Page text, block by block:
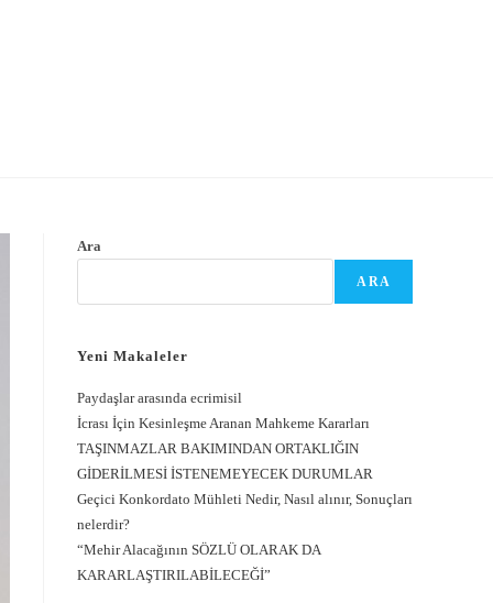
Ara
ARA
Yeni Makaleler
Paydaşlar arasında ecrimisil
İcrası İçin Kesinleşme Aranan Mahkeme Kararları
TAŞINMAZLAR BAKIMINDAN ORTAKLIĞIN
GİDERİLMESİ İSTENEMEYECEK DURUMLAR
Geçici Konkordato Mühleti Nedir, Nasıl alınır, Sonuçları
nelerdir?
“Mehir Alacağının SÖZLÜ OLARAK DA
KARARLAŞTIRILABİLECEĞİ”